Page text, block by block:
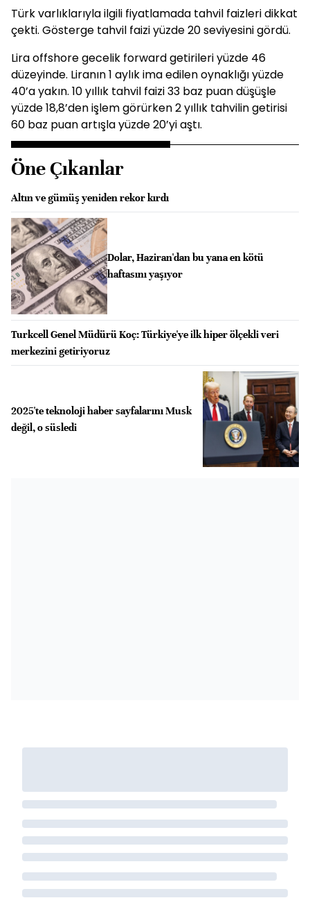
Türk varlıklarıyla ilgili fiyatlamada tahvil faizleri dikkat
çekti. Gösterge tahvil faizi yüzde 20 seviyesini gördü.
Lira offshore gecelik forward getirileri yüzde 46
düzeyinde. Liranın 1 aylık ima edilen oynaklığı yüzde
40’a yakın. 10 yıllık tahvil faizi 33 baz puan düşüşle
yüzde 18,8’den işlem görürken 2 yıllık tahvilin getirisi
60 baz puan artışla yüzde 20’yi aştı.
Öne Çıkanlar
Altın ve gümüş yeniden rekor kırdı
Dolar, Haziran'dan bu yana en kötü
haftasını yaşıyor
Turkcell Genel Müdürü Koç: Türkiye'ye ilk hiper ölçekli veri
merkezini getiriyoruz
2025'te teknoloji haber sayfalarını Musk
değil, o süsledi